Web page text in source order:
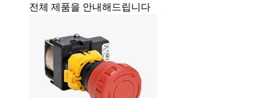
전체 제품을 안내해드립니다